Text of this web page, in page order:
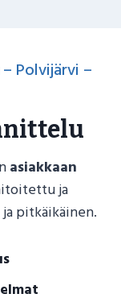
Polvijärvi –
asiakkaan
ja
pitkäikäinen.